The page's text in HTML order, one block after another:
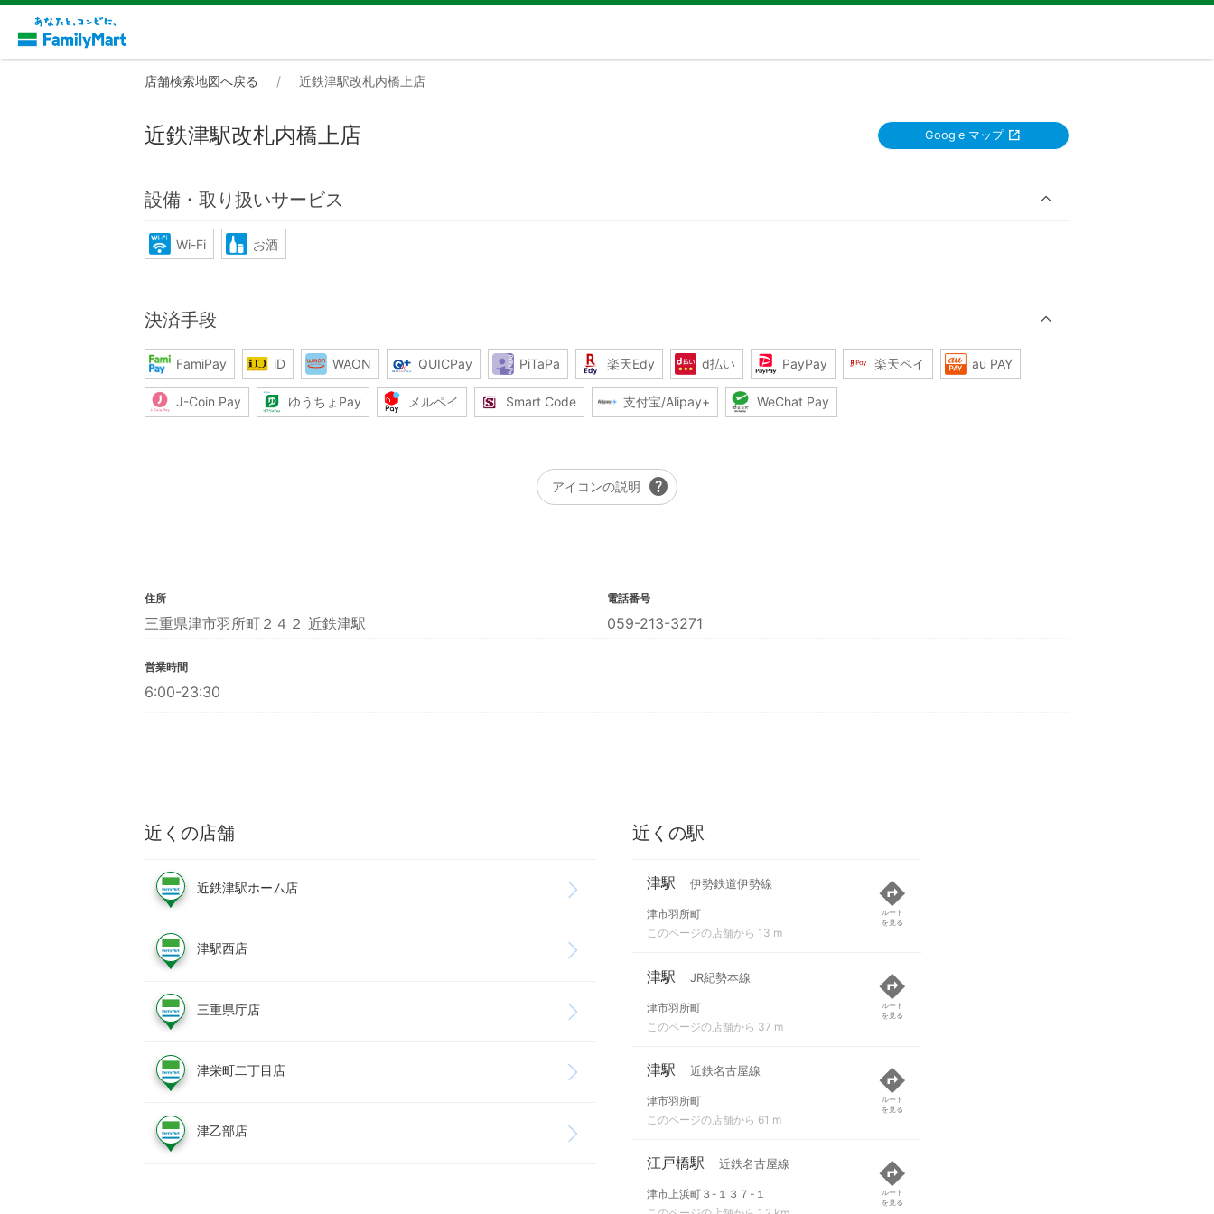
店舗検索地図へ戻る 近鉄津駅改札内橋上店
近鉄津駅改札内橋上店 Google マップ
設備・取り扱いサービス
Wi-Fi お酒
決済手段
FamiPay iD WAON QUICPay PiTaPa 楽天Edy d払い PayPay 楽天ペイ au PAY
J-Coin Pay ゆうちょPay メルペイ Smart Code 支付宝/Alipay+ WeChat Pay
アイコンの説明 help
住所
三重県津市羽所町２４２ 近鉄津駅
電話番号
059-213-3271
営業時間
6:00-23:30
近くの店舗
近鉄津駅ホーム店
津駅西店
三重県庁店
津栄町二丁目店
津乙部店
近くの駅
津駅 伊勢鉄道伊勢線
津市羽所町
このページの店舗から 13 m
ルート
を見る
津駅 JR紀勢本線
津市羽所町
このページの店舗から 37 m
ルート
を見る
津駅 近鉄名古屋線
津市羽所町
このページの店舗から 61 m
ルート
を見る
江戸橋駅 近鉄名古屋線
津市上浜町３-１３７-１
ルート
を見る